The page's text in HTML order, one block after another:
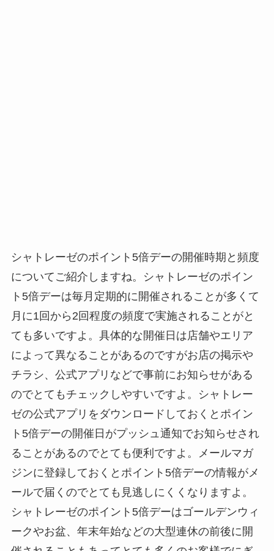
シャトレーゼのポイント5倍デーの開催時期と頻度
についてご紹介しますね。シャトレーゼのポイン
ト5倍デーは毎月定期的に開催されることが多くて
月に1回から2回程度の頻度で実施されることがと
ても多いですよ。具体的な開催日は店舗やエリア
によって異なることがあるのですがお店の掲示や
チラシ、公式アプリなどで事前にお知らせがある
のでとてもチェックしやすいですよ。シャトレー
ゼの公式アプリをダウンロードしておくとポイン
ト5倍デーの開催日がプッシュ通知でお知らせされ
ることがあるのでとても便利ですよ。メールマガ
ジンに登録しておくとポイント5倍デーの情報がメ
ールで届くのでとても見逃しにくくなりますよ。
シャトレーゼのポイント5倍デーはゴールデンウィ
ークやお盆、年末年始などの大型連休の前後に開